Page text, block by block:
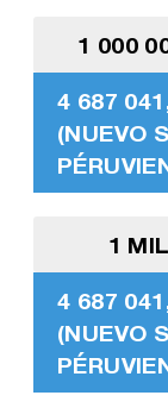
1 000
4 687
(NUEVO
1
4 687
(NUEVO